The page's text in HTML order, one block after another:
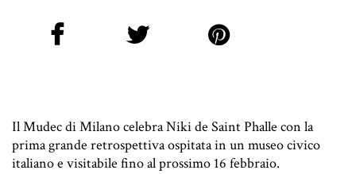
Il Mudec di Milano celebra Niki de Saint Phalle con la
prima grande retrospettiva ospitata in un museo civico
italiano e visitabile fino al prossimo 16 febbraio.